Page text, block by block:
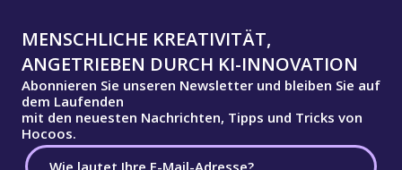
MENSCHLICHE KREATIVITÄT,
ANGETRIEBEN DURCH KI-INNOVATION
Abonnieren Sie unseren Newsletter und bleiben Sie auf
dem Laufenden
mit den neuesten Nachrichten, Tipps und Tricks von
Hocoos.